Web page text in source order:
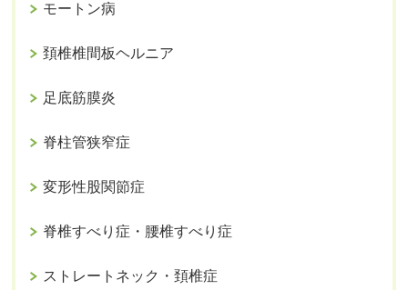
モートン病
頚椎椎間板ヘルニア
足底筋膜炎
脊柱管狭窄症
変形性股関節症
脊椎すべり症・腰椎すべり症
ストレートネック・頚椎症